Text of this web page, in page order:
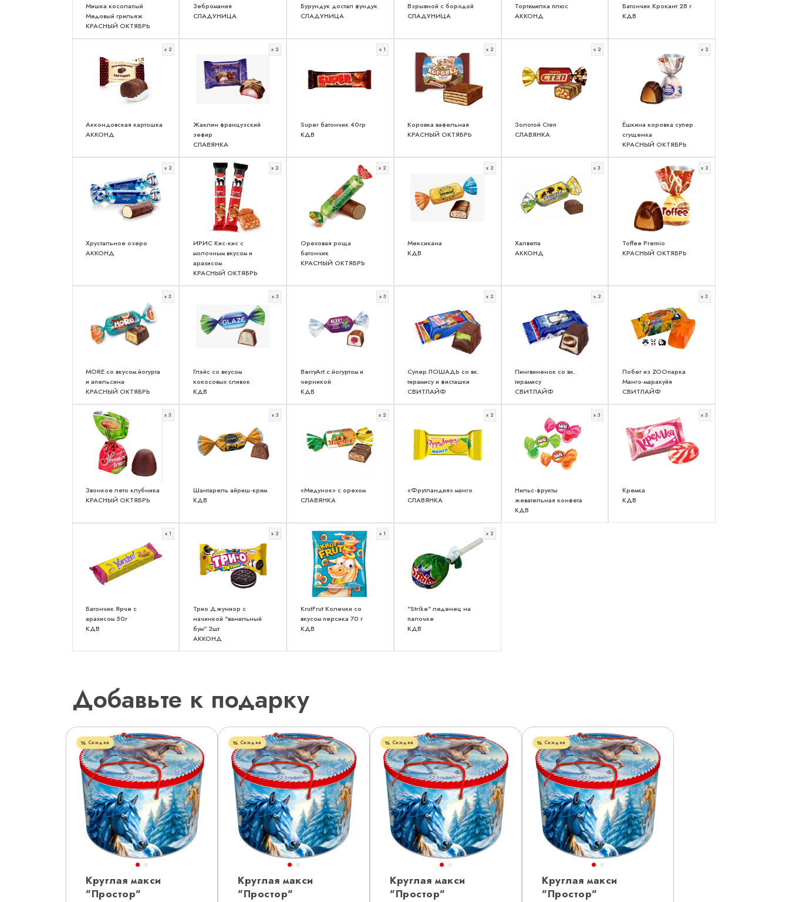
Мишка косолапый
Медовый грильяж
КРАСНЫЙ ОКТЯБРЬ
Зебромания
СЛАДУНИЦА
Бурундук достал фундук
СЛАДУНИЦА
Взрывной с бородой
СЛАДУНИЦА
Тортимилка плюс
АККОНД
Батончик Крокант 28 г
КДВ
x 2
Аккондовская картошка
АККОНД
x 2
Жаклин французский
зефир
СЛАВЯНКА
x 1
Super батончик 40гр
КДВ
x 2
Коровка вафельная
КРАСНЫЙ ОКТЯБРЬ
x 2
Золотой Степ
СЛАВЯНКА
x 2
Ёшкина коровка супер
сгущенка
КРАСНЫЙ ОКТЯБРЬ
x 2
Хрустальное озеро
АККОНД
x 2
ИРИС Кис-кис с
молочным вкусом и
арахисом
КРАСНЫЙ ОКТЯБРЬ
x 2
Ореховая роща
батончик
КРАСНЫЙ ОКТЯБРЬ
x 2
Мексикана
КДВ
x 3
Халветта
АККОНД
x 2
Toffee Premio
КРАСНЫЙ ОКТЯБРЬ
x 3
MORE со вкусом йогурта
и апельсина
КРАСНЫЙ ОКТЯБРЬ
x 3
Глэйс со вкусом
кокосовых сливок
КДВ
x 3
BerryArt c йогуртом и
черникой
КДВ
x 2
Супер ЛОШАДЬ со вк.
тирамису и фисташки
СВИТЛАЙФ
x 2
Пингвиненок со вк.
тирамису
СВИТЛАЙФ
x 3
Побег из ZOOпарка
Манго-маракуйя
СВИТЛАЙФ
x 3
Звонкое лето клубника
КРАСНЫЙ ОКТЯБРЬ
x 3
Шантарель айриш-крим
КДВ
x 2
«Медунок» с орехом
СЛАВЯНКА
x 2
«Фрутландия» манго
СЛАВЯНКА
x 3
Нильс-фрукты
жевательная конфета
КДВ
x 3
Кремка
КДВ
x 1
Батончик Ярче с
арахисом 50г
КДВ
x 2
Трио Джуниор с
начинкой "ванильный
бум" 2шт
АККОНД
x 1
KrutFrut Колечки со
вкусом персика 70 г
КДВ
x 2
"Strike" леденец на
палочке
КДВ
Добавьте к подарку
Скидка
Круглая макси
"Простор"
Скидка
Круглая макси
"Простор"
Скидка
Круглая макси
"Простор"
Скидка
Круглая макси
"Простор"